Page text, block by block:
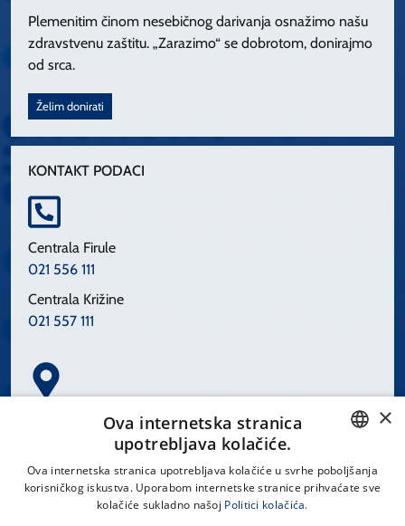
Plemenitim činom nesebičnog darivanja osnažimo našu
zdravstvenu zaštitu. „Zarazimo“ se dobrotom, donirajmo
od srca.
Želim donirati
KONTAKT PODACI
Centrala Firule
021 556 111
Centrala Križine
021 557 111
Spinčićeva 1, 21000 Split
CROATIAN
×
Ova internetska stranica
upotrebljava kolačiće.
Ova internetska stranica upotrebljava kolačiće u svrhe poboljšanja
korisničkog iskustva. Uporabom internetske stranice prihvaćate sve
kolačiće sukladno našoj Politici kolačića.